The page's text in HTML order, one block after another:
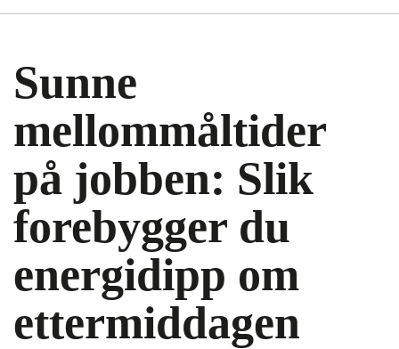
Sunne
mellommåltider
på jobben: Slik
forebygger du
energidipp om
ettermiddagen